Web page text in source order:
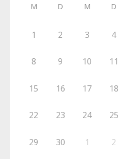
M D M D
1 2 3 4
8 9 10 11
15 16 17 18
22 23 24 25
29 30 1 2